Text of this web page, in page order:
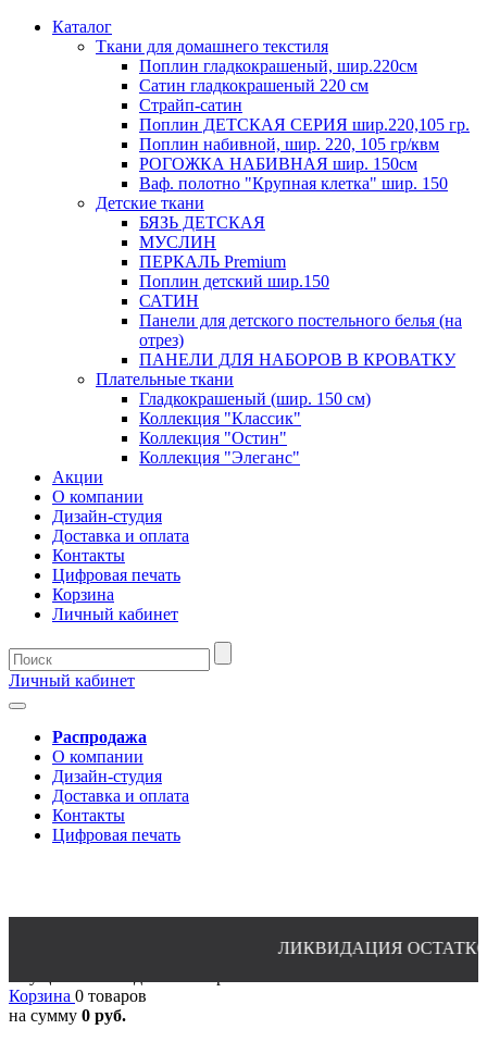
Каталог
Ткани для домашнего текстиля
Поплин гладкокрашеный, шир.220см
Сатин гладкокрашеный 220 см
Страйп-сатин
Поплин ДЕТСКАЯ СЕРИЯ шир.220,105 гр.
Поплин набивной, шир. 220, 105 гр/квм
РОГОЖКА НАБИВНАЯ шир. 150см
Ваф. полотно "Крупная клетка" шир. 150
Детские ткани
БЯЗЬ ДЕТСКАЯ
МУСЛИН
ПЕРКАЛЬ Premium
Поплин детский шир.150
САТИН
Панели для детского постельного белья (на
отрез)
ПАНЕЛИ ДЛЯ НАБОРОВ В КРОВАТКУ
Плательные ткани
Гладкокрашеный (шир. 150 см)
Коллекция "Классик"
Коллекция "Остин"
Коллекция "Элеганс"
Акции
О компании
Дизайн-студия
Доставка и оплата
Контакты
Цифровая печать
Корзина
Личный кабинет
Личный кабинет
Распродажа
О компании
Дизайн-студия
Доставка и оплата
Контакты
Цифровая печать
ЛИКВИДАЦИЯ ОСТАТКОВ ПО
Корзина 0 товаров
на сумму 0 руб.